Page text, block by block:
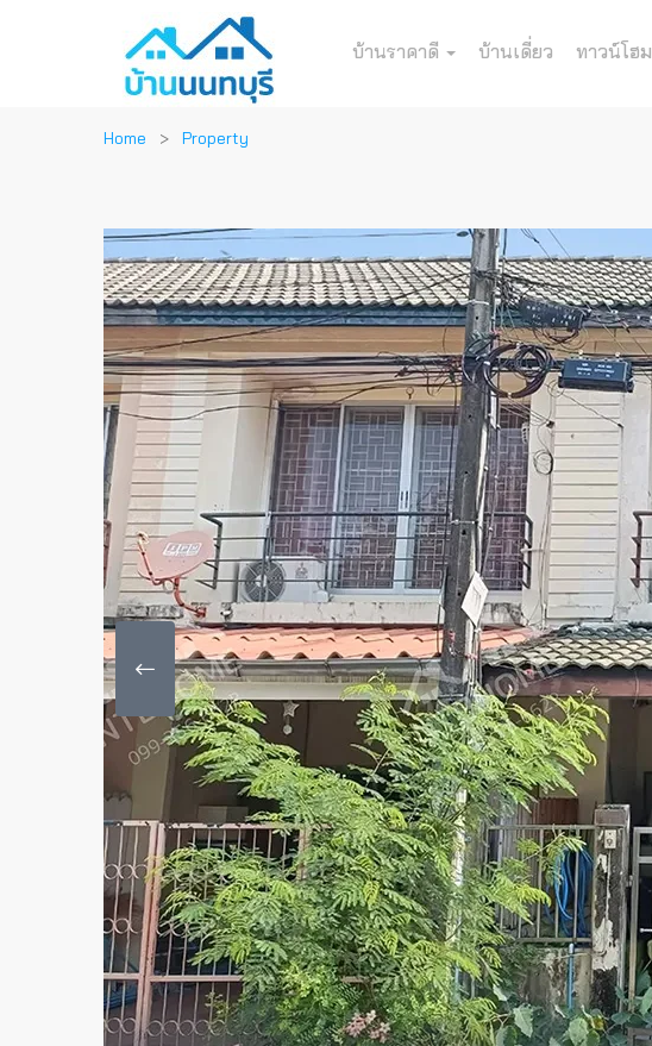
บ้านราคาดี บ้านเดี่ยว ทาวน์โฮม
Home Property